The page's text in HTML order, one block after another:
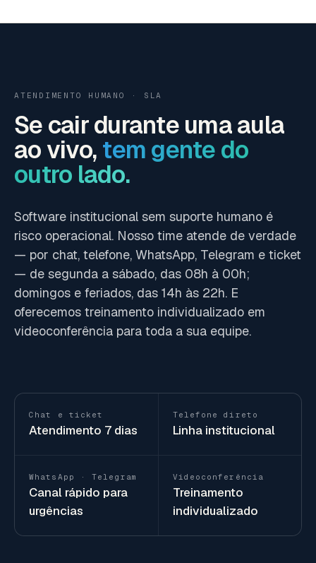
ATENDIMENTO HUMANO · SLA
Se cair durante uma aula
ao vivo, tem gente do
outro lado.
Software institucional sem suporte humano é
risco operacional. Nosso time atende de verdade
— por chat, telefone, WhatsApp, Telegram e ticket
— de segunda a sábado, das 08h à 00h;
domingos e feriados, das 14h às 22h. E
oferecemos treinamento individualizado em
videoconferência para toda a sua equipe.
Chat e ticket
Atendimento 7 dias
Telefone direto
Linha institucional
WhatsApp · Telegram
Canal rápido para
urgências
Videoconferência
Treinamento
individualizado